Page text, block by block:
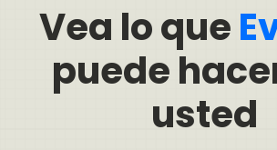
Vea lo que
puede
usted